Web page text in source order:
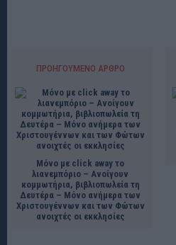
ΠΡΟΗΓΟΎΜΕΝΟ ΆΡΘΡΟ
Μόνο με click away το
λιανεμπόριο – Ανοίγουν
κομμωτήρια, βιβλιοπωλεία τη
Δευτέρα – Μόνο ανήμερα των
Χριστουγέννων και των Φώτων
ανοιχτές οι εκκλησίες